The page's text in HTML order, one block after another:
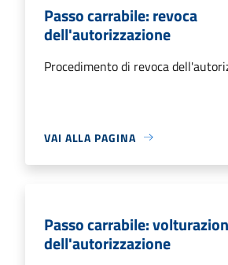
Passo carrabile: revoca
dell'autorizzazione
Procedimento di revoca
VAI ALLA PAGINA
Passo carrabile:
dell'autorizzazione